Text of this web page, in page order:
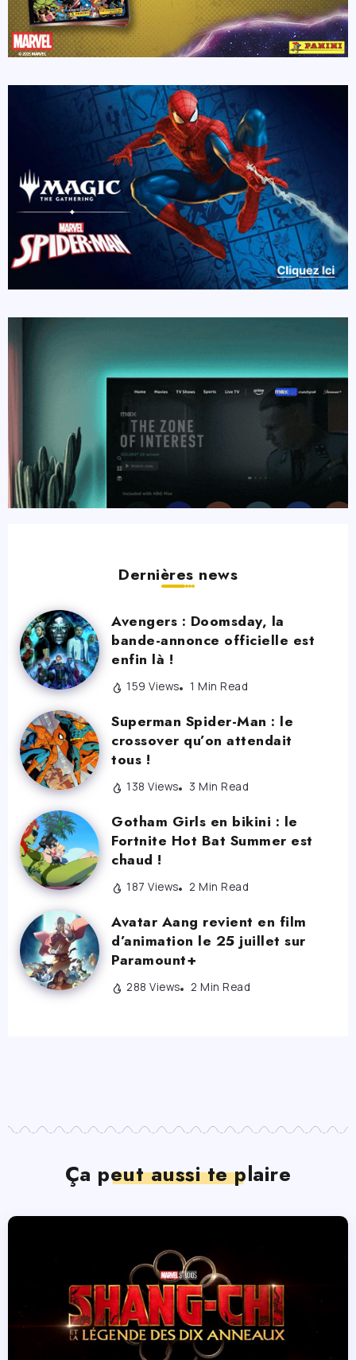
Dernières news
Avengers : Doomsday, la
bande-annonce officielle est
enfin là !
159 Views 1 Min Read
Superman Spider-Man : le
crossover qu’on attendait
tous !
138 Views 3 Min Read
Gotham Girls en bikini : le
Fortnite Hot Bat Summer est
chaud !
187 Views 2 Min Read
Avatar Aang revient en film
d’animation le 25 juillet sur
Paramount+
288 Views 2 Min Read
Ça peut aussi te plaire